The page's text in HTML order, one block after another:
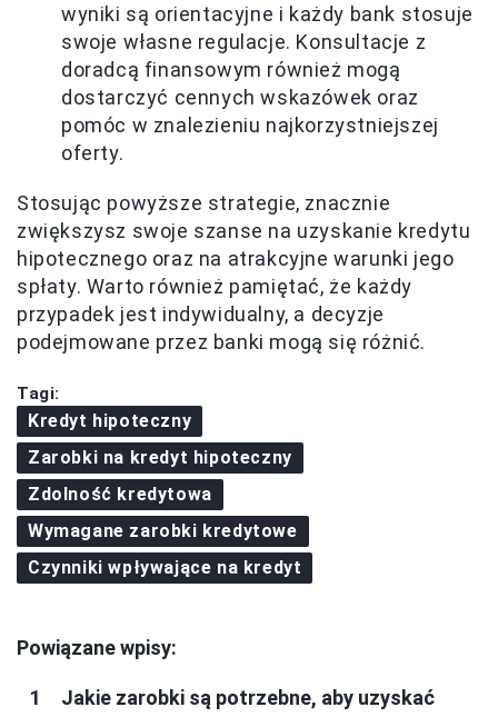
wyniki są orientacyjne i każdy bank stosuje
swoje własne regulacje. Konsultacje z
doradcą finansowym również mogą
dostarczyć cennych wskazówek oraz
pomóc w znalezieniu najkorzystniejszej
oferty.
Stosując powyższe strategie, znacznie
zwiększysz swoje szanse na uzyskanie kredytu
hipotecznego oraz na atrakcyjne warunki jego
spłaty. Warto również pamiętać, że każdy
przypadek jest indywidualny, a decyzje
podejmowane przez banki mogą się różnić.
Tagi:
Kredyt hipoteczny
Zarobki na kredyt hipoteczny
Zdolność kredytowa
Wymagane zarobki kredytowe
Czynniki wpływające na kredyt
Powiązane wpisy:
Jakie zarobki są potrzebne, aby uzyskać